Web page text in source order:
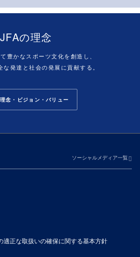
JFAの理念
豊かなスポーツ文化を創造し、
な発達と社会の発展に貢献する。
念・ビジョン・バリュー
ソーシャルメディア一覧
適正な取扱いの確保に関する基本方針